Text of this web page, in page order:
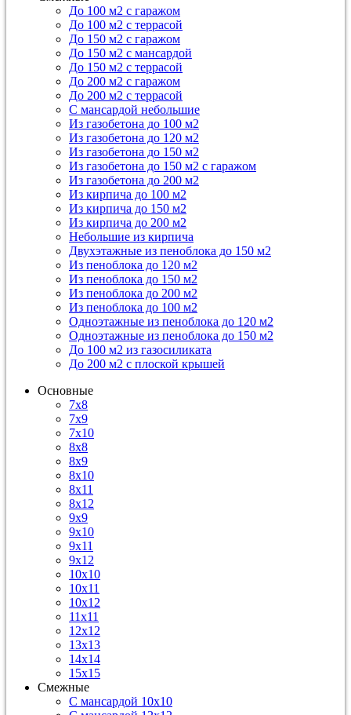
До 100 м2 с гаражом
До 100 м2 с террасой
До 150 м2 с гаражом
До 150 м2 с мансардой
До 150 м2 с террасой
До 200 м2 с гаражом
До 200 м2 с террасой
С мансардой небольшие
Из газобетона до 100 м2
Из газобетона до 120 м2
Из газобетона до 150 м2
Из газобетона до 150 м2 с гаражом
Из газобетона до 200 м2
Из кирпича до 100 м2
Из кирпича до 150 м2
Из кирпича до 200 м2
Небольшие из кирпича
Двухэтажные из пеноблока до 150 м2
Из пеноблока до 120 м2
Из пеноблока до 150 м2
Из пеноблока до 200 м2
Из пеноблока до 100 м2
Одноэтажные из пеноблока до 120 м2
Одноэтажные из пеноблока до 150 м2
До 100 м2 из газосиликата
До 200 м2 с плоской крышей
Основные
7х8
7х9
7х10
8х8
8х9
8х10
8х11
8х12
9х9
9х10
9х11
9х12
10х10
10х11
10х12
11х11
12х12
13х13
14х14
15х15
Смежные
С мансардой 10х10